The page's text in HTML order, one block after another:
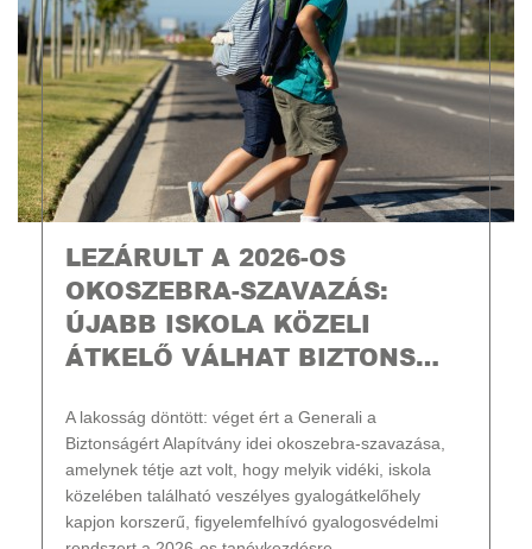
LEZÁRULT A 2026-OS
OKOSZEBRA-SZAVAZÁS:
ÚJABB ISKOLA KÖZELI
ÁTKELŐ VÁLHAT BIZTONS…
A lakosság döntött: véget ért a Generali a
Biztonságért Alapítvány idei okoszebra-szavazása,
amelynek tétje azt volt, hogy melyik vidéki, iskola
közelében található veszélyes gyalogátkelőhely
kapjon korszerű, figyelemfelhívó gyalogosvédelmi